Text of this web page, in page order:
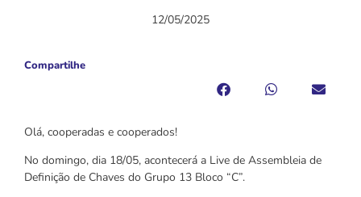
12/05/2025
Compartilhe
Olá, cooperadas e cooperados!
No domingo, dia 18/05, acontecerá a Live de Assembleia de
Definição de Chaves do Grupo 13 Bloco “C”.